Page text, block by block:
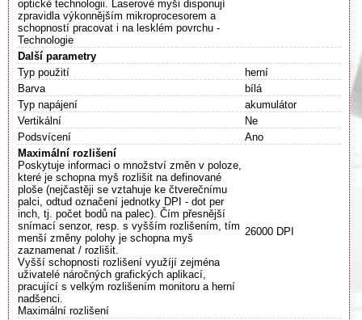
optické technologii. Laserové myši disponují
zpravidla výkonnějším mikroprocesorem a
schopností pracovat i na lesklém povrchu -
Technologie
Další parametry
Typ použití
herní
Barva
bílá
Typ napájení
akumulátor
Vertikální
Ne
Podsvícení
Ano
Maximální rozlišení
Poskytuje informaci o množství změn v poloze,
které je schopna myš rozlišit na definované
ploše (nejčastěji se vztahuje ke čtverečnímu
palci, odtud označení jednotky DPI - dot per
inch, tj. počet bodů na palec). Čím přesnější
snímací senzor, resp. s vyšším rozlišením, tím
menší změny polohy je schopna myš
zaznamenat / rozlišit.
Vyšší schopnosti rozlišení využíjí zejména
uživatelé náročných grafických aplikací,
pracující s velkým rozlišením monitoru a herní
nadšenci.
Maximální rozlišení
26000 DPI